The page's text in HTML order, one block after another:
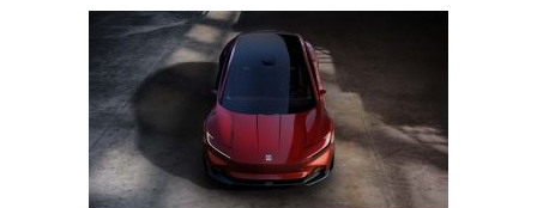
1.980
km
cu